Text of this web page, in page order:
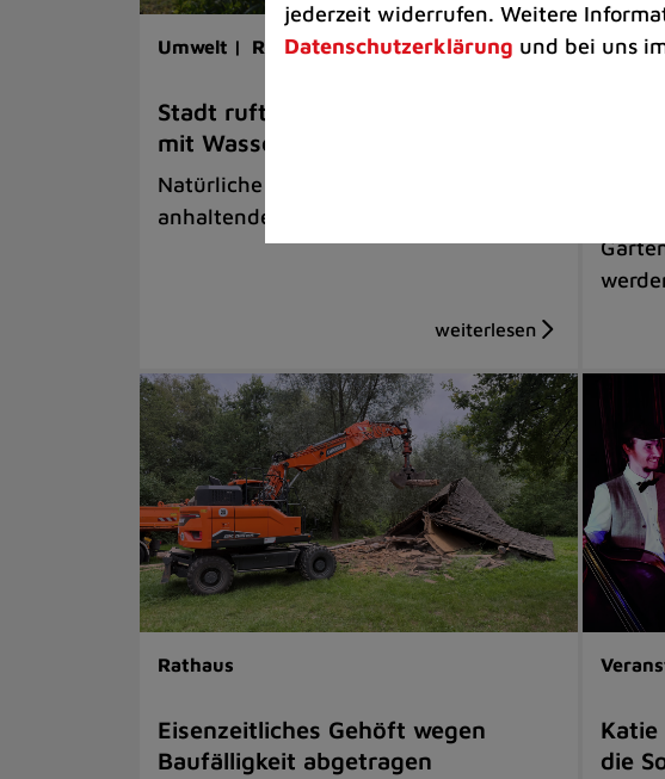
Umwelt | Rathaus | Bürgerservice
Stadt ruft zum sparsamen Umgang
mit Wasser auf
Natürliche Ressourcen schwinden bei
anhaltender Hitze und Trockenheit
Rathaus
Eisenzeitliches Gehöft wegen
Baufälligkeit abgetragen
Katie
die
jederzeit widerrufen. Weitere
Datenschutzerklärung und bei uns